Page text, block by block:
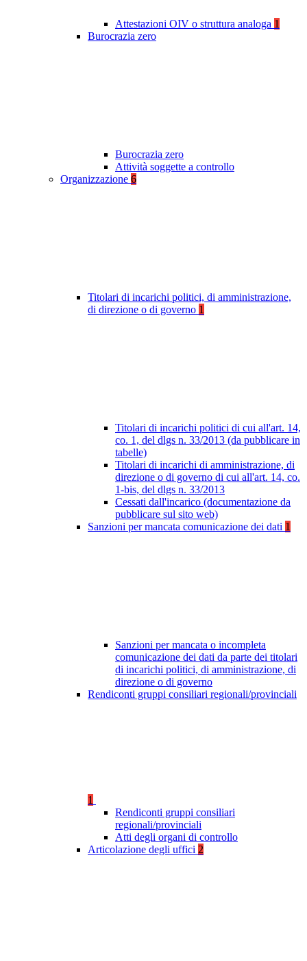
Attestazioni OIV o struttura analoga 1
Burocrazia zero
Burocrazia zero
Attività soggette a controllo
Organizzazione 6
Titolari di incarichi politici, di amministrazione,
di direzione o di governo 1
Titolari di incarichi politici di cui all'art. 14,
co. 1, del dlgs n. 33/2013 (da pubblicare in
tabelle)
Titolari di incarichi di amministrazione, di
direzione o di governo di cui all'art. 14, co.
1-bis, del dlgs n. 33/2013
Cessati dall'incarico (documentazione da
pubblicare sul sito web)
Sanzioni per mancata comunicazione dei dati 1
Sanzioni per mancata o incompleta
comunicazione dei dati da parte dei titolari
di incarichi politici, di amministrazione, di
direzione o di governo
Rendiconti gruppi consiliari regionali/provinciali
1
Rendiconti gruppi consiliari
regionali/provinciali
Atti degli organi di controllo
Articolazione degli uffici 2